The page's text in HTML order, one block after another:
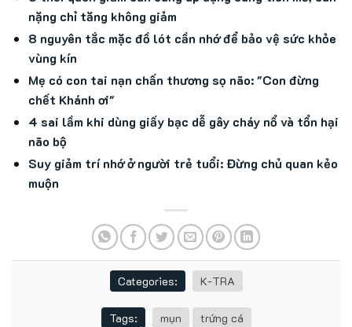
nặng chỉ tăng không giảm
8 nguyên tắc mặc đồ lót cần nhớ để bảo vệ sức khỏe
vùng kín
Mẹ có con tai nạn chấn thương sọ não: "Con đừng
chết Khánh ơi"
4 sai lầm khi dùng giấy bạc dễ gây cháy nổ và tổn hại
não bộ
Suy giảm trí nhớ ở người trẻ tuổi: Đừng chủ quan kẻo
muộn
Categories: K-TRA
Tags: mụn trứng cá